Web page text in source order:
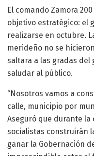
El comando Zamora
objetivo estratégico: el
realizarse en octubre.
merideño no se
saltara a las gradas del
saludar al público.
“Nosotros vamos a
calle, municipio por
Aseguró que durante la
socialistas construirán
ganar la Gobernación